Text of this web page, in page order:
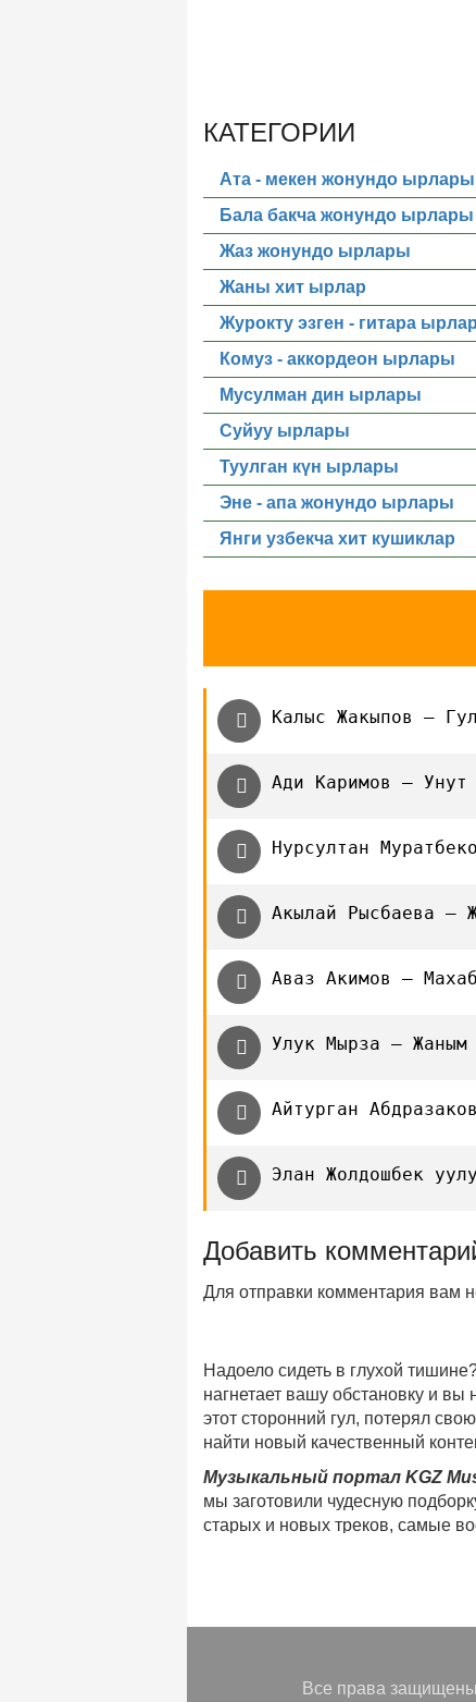
КАТЕГОРИИ
Ата - мекен жонундо ырлары
Бала бакча жонундо ырлары
Жаз жонундо ырлары
Жаны хит ырлар
Журокту эзген - гитара
Комуз - аккордеон ырлары
Мусулман дин ырлары
Суйуу ырлары
Туулган күн ырлары
Эне - апа жонундо ырлары
Янги узбекча хит кушиклар
Калыс Жакыпов —
Ади Каримов — Унут
Нурсултан
Акылай Рысбаева —
Аваз Акимов —
Улук Мырза — Жаным
Айтурган
Элан Жолдошбек
Добавить
Для отправки комментария вам
Надоело сидеть в глухой
нагнетает вашу обстановку и
этот сторонний гул, потерял
найти новый качественный
Музыкальный портал KGZ
мы заготовили чудесную
старых и новых треков, самые
Мы предоставляем вашему
Регулярные обновления,
платформе KGZ Music. Наша
Все права